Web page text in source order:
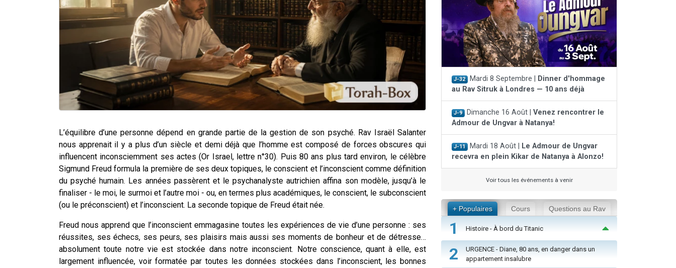
L’équilibre d’une personne dépend en grande partie de la gestion de son psyché. Rav Israël Salanter
nous apprenait il y a plus d’un siècle et demi déjà que l’homme est composé de forces obscures qui
influencent inconsciemment ses actes (Or Israel, lettre n°30). Puis 80 ans plus tard environ, le célèbre
Sigmund Freud formula la première de ses deux topiques, le conscient et l’inconscient comme définition
du psyché humain. Les années passèrent et le psychanalyste autrichien affina son modèle, jusqu’à le
finaliser - le moi, le surmoi et l’autre moi - ou, en termes plus académiques, le conscient, le subconscient
(ou le préconscient) et l’inconscient. La seconde topique de Freud était née.
Freud nous apprend que l’inconscient emmagasine toutes les expériences de vie d’une personne : ses
réussites, ses échecs, ses peurs, ses plaisirs mais aussi ses moments de bonheur et de détresse…
absolument toute notre vie est stockée dans notre inconscient. Notre conscience, quant à elle, est
largement influencée, voir formatée par toutes les données stockées dans l’inconscient, les bonnes
J-32 Mardi 8 Septembre |
Dinner d'hommage
au Rav Sitruk à Londres — 10 ans déjà
J-9 Dimanche 16 Août | Venez rencontrer le
Admour de Ungvar à Natanya!
J-11 Mardi 18 Août |
Le Admour de Ungvar
recevra en plein Kikar de Natanya à Alonzo!
Voir tous les événements à venir
+ Populaires Cours Questions au Rav
1 Histoire - À bord du Titanic
2
URGENCE - Diane, 80 ans, en danger dans un
appartement insalubre